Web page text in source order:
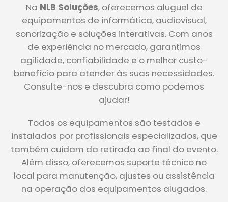
Na NLB Soluções, oferecemos aluguel de
equipamentos de informática, audiovisual,
sonorização e soluções interativas. Com anos
de experiência no mercado, garantimos
agilidade, confiabilidade e o melhor custo-
benefício para atender às suas necessidades.
Consulte-nos e descubra como podemos
ajudar!
Todos os equipamentos são testados e
instalados por profissionais especializados, que
também cuidam da retirada ao final do evento.
Além disso, oferecemos suporte técnico no
local para manutenção, ajustes ou assistência
na operação dos equipamentos alugados.